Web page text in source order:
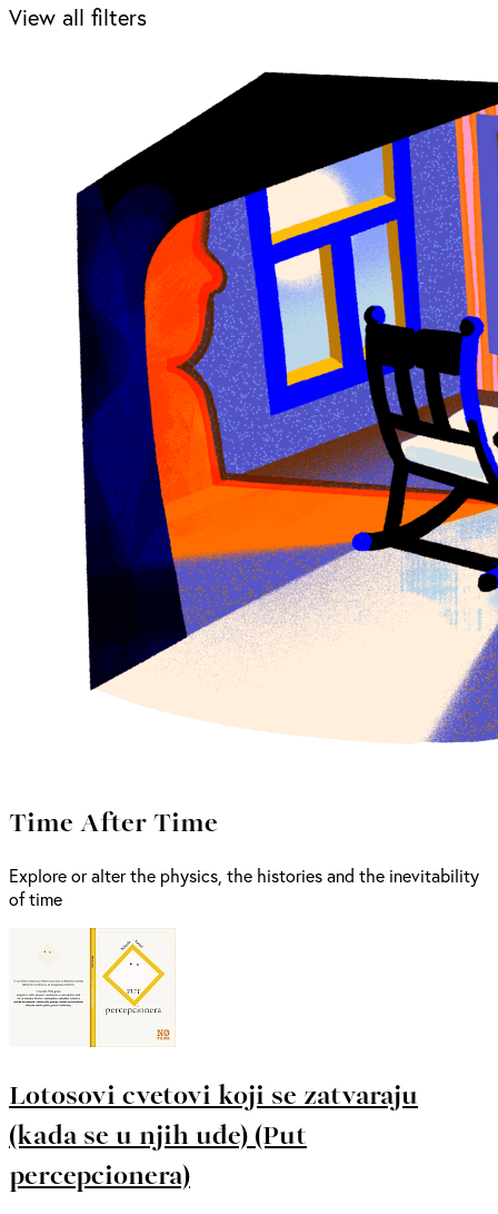
View all filters
Time After Time
Explore or alter the physics, the histories and the inevitability
of time
Lotosovi cvetovi koji se zatvaraju
(kada se u njih uđe) (Put
percepcionera)